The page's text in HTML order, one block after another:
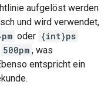
aufgelöst werden
und wird verwendet,
oder {int}ps
500pm , was
entspricht ein